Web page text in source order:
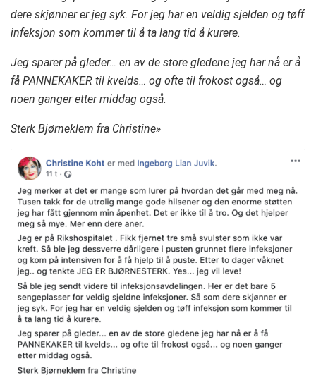
dere skjønner er jeg syk. For jeg har en veldig sjelden og tøff
infeksjon som kommer til å ta lang tid å kurere.
Jeg sparer på gleder… en av de store gledene jeg har nå er å
få PANNEKAKER til kvelds… og ofte til frokost også… og
noen ganger etter middag også.
Sterk Bjørneklem fra Christine»